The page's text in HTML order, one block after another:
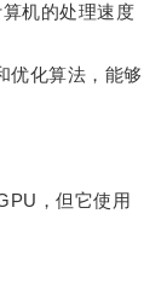
机的处理速度
化算法，能够
，但它使用